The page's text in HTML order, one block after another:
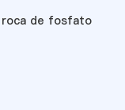
roca de fosfato